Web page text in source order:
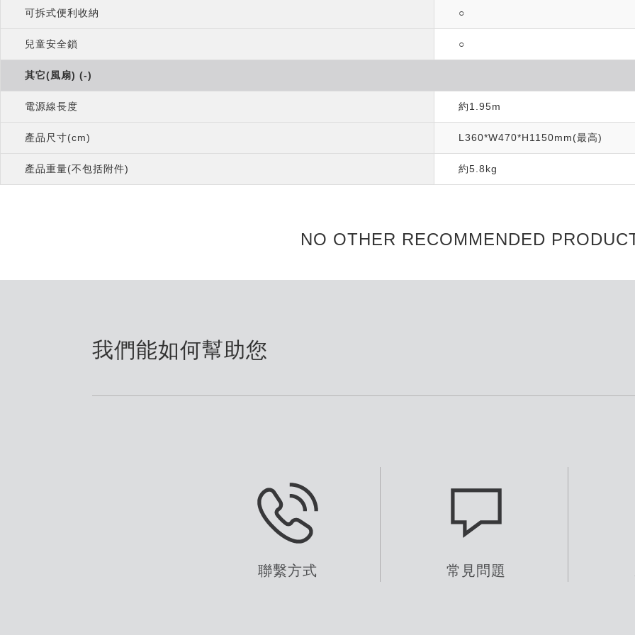
可拆式便利收納 ○
兒童安全鎖 ○
其它(風扇) (-)
電源線長度 約1.95m
產品尺寸(cm) L360*W470*H1150mm(最高)
產品重量(不包括附件) 約5.8kg
NO OTHER RECOMMENDED
我們能如何幫助您
聯繫方式 常見問題